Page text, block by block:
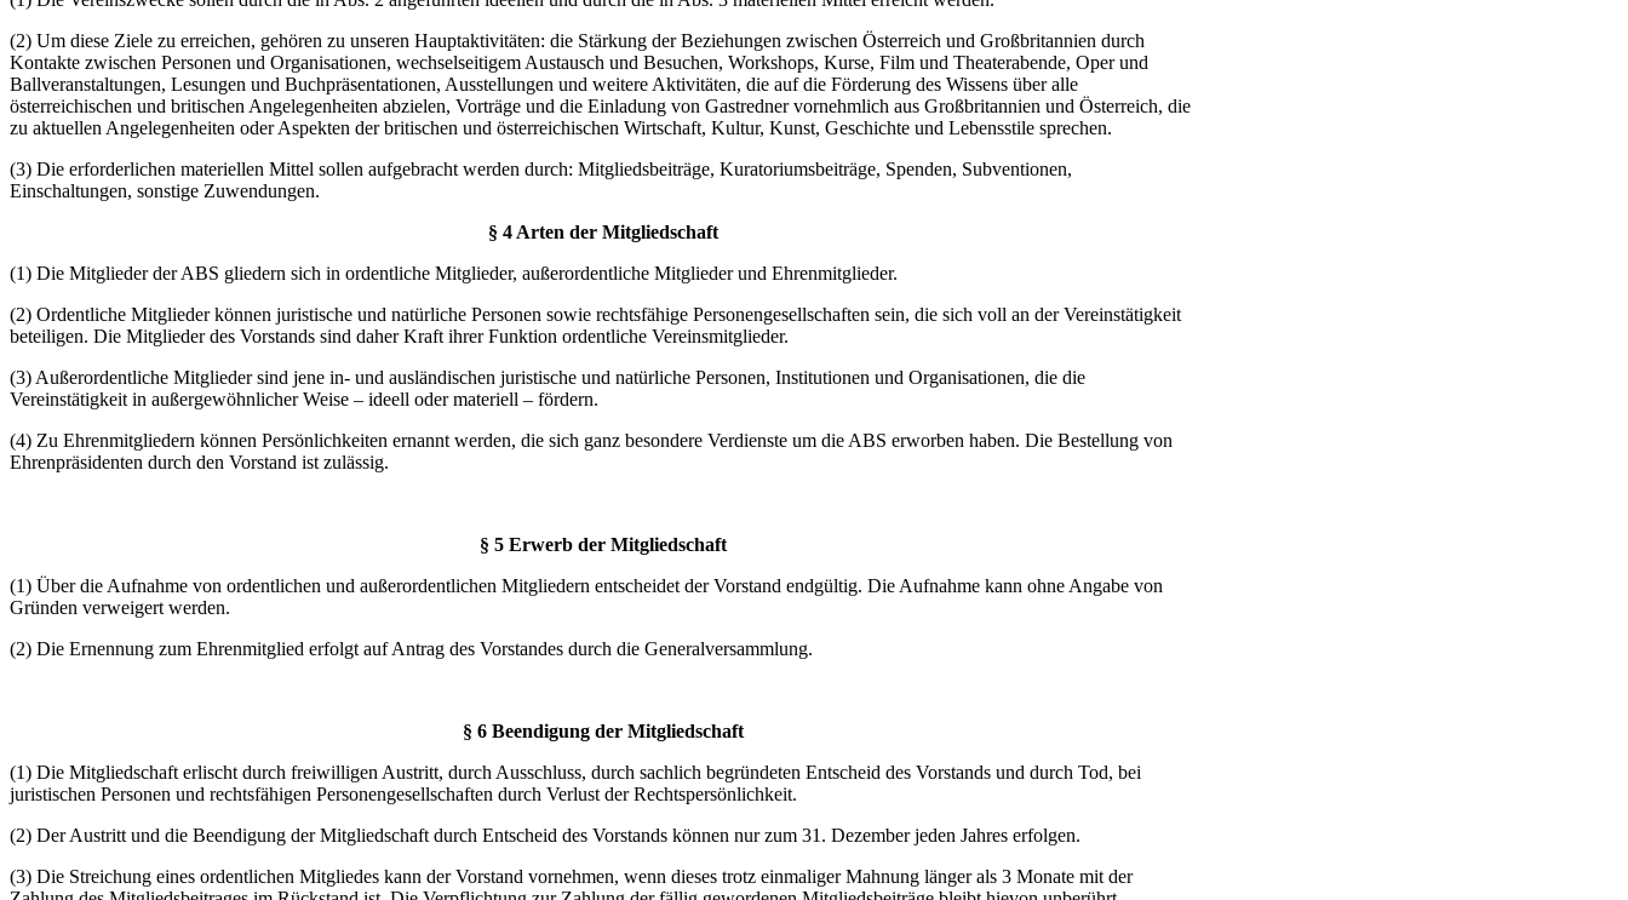
(2) Um diese Ziele zu erreichen, gehören zu unseren Hauptaktivitäten: die Stärkung der Beziehungen zwischen Österreich und Großbritannien durch
Kontakte zwischen Personen und Organisationen, wechselseitigem Austausch und Besuchen, Workshops, Kurse, Film und Theaterabende, Oper und
Ballveranstaltungen, Lesungen und Buchpräsentationen, Ausstellungen und weitere Aktivitäten, die auf die Förderung des Wissens über alle
österreichischen und britischen Angelegenheiten abzielen, Vorträge und die Einladung von Gastredner vornehmlich aus Großbritannien und Österreich, die
zu aktuellen Angelegenheiten oder Aspekten der britischen und österreichischen Wirtschaft, Kultur, Kunst, Geschichte und Lebensstile sprechen.
(3) Die erforderlichen materiellen Mittel sollen aufgebracht werden durch: Mitgliedsbeiträge, Kuratoriumsbeiträge, Spenden, Subventionen,
Einschaltungen, sonstige Zuwendungen.
§ 4 Arten der Mitgliedschaft
(1) Die Mitglieder der ABS gliedern sich in ordentliche Mitglieder, außerordentliche Mitglieder und Ehrenmitglieder.
(2) Ordentliche Mitglieder können juristische und natürliche Personen sowie rechtsfähige Personengesellschaften sein, die sich voll an der Vereinstätigkeit
beteiligen. Die Mitglieder des Vorstands sind daher Kraft ihrer Funktion ordentliche Vereinsmitglieder.
(3) Außerordentliche Mitglieder sind jene in- und ausländischen juristische und natürliche Personen, Institutionen und Organisationen, die die
Vereinstätigkeit in außergewöhnlicher Weise – ideell oder materiell – fördern.
(4) Zu Ehrenmitgliedern können Persönlichkeiten ernannt werden, die sich ganz besondere Verdienste um die ABS erworben haben. Die Bestellung von
Ehrenpräsidenten durch den Vorstand ist zulässig.
§ 5 Erwerb der Mitgliedschaft
(1) Über die Aufnahme von ordentlichen und außerordentlichen Mitgliedern entscheidet der Vorstand endgültig. Die Aufnahme kann ohne Angabe von
Gründen verweigert werden.
(2) Die Ernennung zum Ehrenmitglied erfolgt auf Antrag des Vorstandes durch die Generalversammlung.
§ 6 Beendigung der Mitgliedschaft
(1) Die Mitgliedschaft erlischt durch freiwilligen Austritt, durch Ausschluss, durch sachlich begründeten Entscheid des Vorstands und durch Tod, bei
juristischen Personen und rechtsfähigen Personengesellschaften durch Verlust der Rechtspersönlichkeit.
(2) Der Austritt und die Beendigung der Mitgliedschaft durch Entscheid des Vorstands können nur zum 31. Dezember jeden Jahres erfolgen.
(3) Die Streichung eines ordentlichen Mitgliedes kann der Vorstand vornehmen, wenn dieses trotz einmaliger Mahnung länger als 3 Monate mit der